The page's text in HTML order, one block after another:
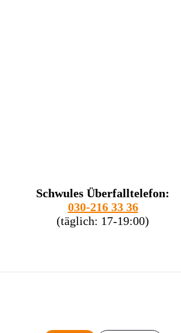
Schwules Überfalltelefon:
030-216 33 36
(täglich: 17-19:00)